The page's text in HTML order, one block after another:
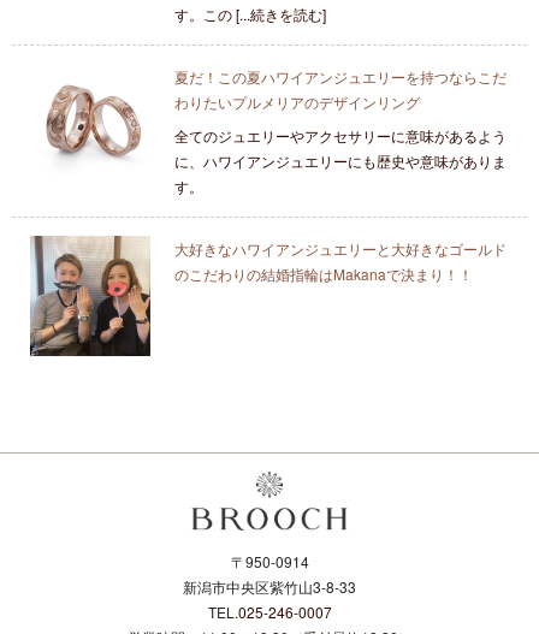
す。この [...続きを読む]
夏だ！この夏ハワイアンジュエリーを持つならこだ
わりたいプルメリアのデザインリング
全てのジュエリーやアクセサリーに意味があるよう
に、ハワイアンジュエリーにも歴史や意味がありま
す。
大好きなハワイアンジュエリーと大好きなゴールド
のこだわりの結婚指輪はMakanaで決まり！！
〒950-0914
新潟市中央区紫竹山3-8-33
TEL.025-246-0007